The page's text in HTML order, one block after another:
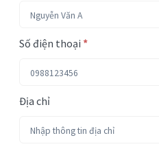
Số điện thoại *
Địa chỉ